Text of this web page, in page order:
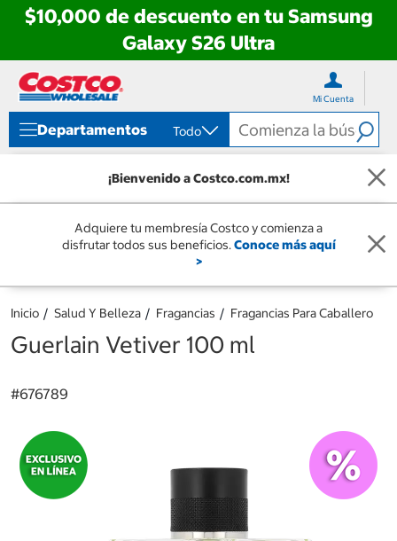
$10,000 de descuento en tu Samsung
Galaxy S26 Ultra
directo
contenido
directo
menú
navegación
Mi Cuenta
Departamentos Todo
¡Bienvenido a Costco.com.mx!
Adquiere tu membresía Costco y comienza a
disfrutar todos sus beneficios.Conoce más aquí
>
Inicio Salud Y Belleza Fragancias Fragancias Para Caballero
Guerlain Vetiver 100 ml
#676789